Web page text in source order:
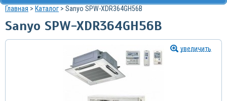
Главная > Каталог > Sanyo SPW-XDR364GH56B
Sanyo SPW-XDR364GH56B
увеличить